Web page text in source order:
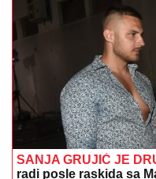
meštana!
ANE
ženom i
Džajina
poglede